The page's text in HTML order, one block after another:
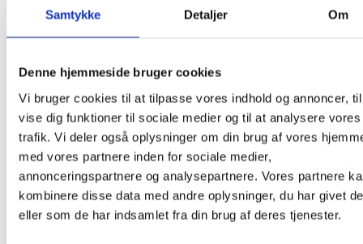
Samtykke Detaljer Om
Denne hjemmeside bruger cookies
Vi bruger cookies til at tilpasse vores indhold og annoncer,
vise dig funktioner til sociale medier og til at analysere vores
trafik. Vi deler også oplysninger om din brug af vores
med vores partnere inden for sociale medier,
annonceringspartnere og analysepartnere. Vores partnere
kombinere disse data med andre oplysninger, du har givet
eller som de har indsamlet fra din brug af deres tjenester.